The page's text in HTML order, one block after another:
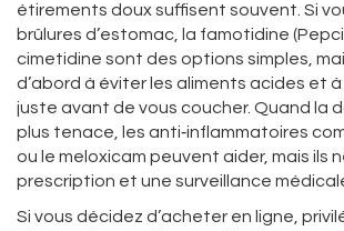
étirements doux suffisent souvent. Si
brûlures d’estomac, la famotidine
cimetidine sont des options simples,
d’abord à éviter les aliments acides et
juste avant de vous coucher. Quand la
plus tenace, les anti‑inflammatoires
ou le meloxicam peuvent aider, mais ils
prescription et une surveillance
Si vous décidez d’acheter en ligne,